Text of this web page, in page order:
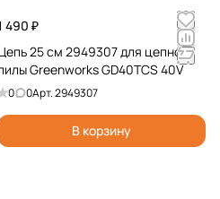
490 ₽
25 см 2949307 для цепной
Greenworks GD40TCS 40V
0 0Арт.2949307
В корзину